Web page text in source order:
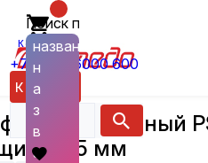
Корзина
+7 (800) 6000 600
Каталог
Поиск по
названию
н
а
з
в
а
Кабеленесущие системы и
П-образный
2,5 мм